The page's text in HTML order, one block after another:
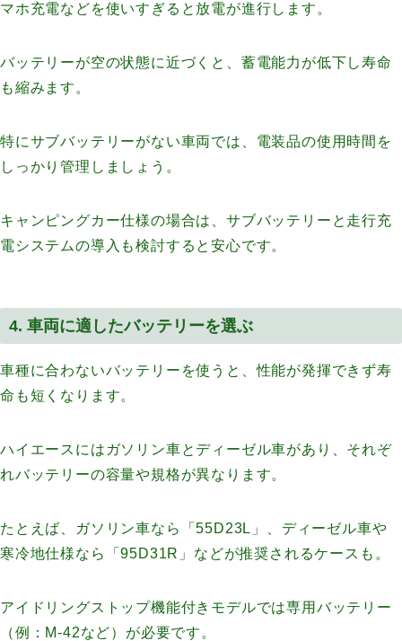
マホ充電などを使いすぎると放電が進行します。
バッテリーが空の状態に近づくと、蓄電能力が低下し寿命
も縮みます。
特にサブバッテリーがない車両では、電装品の使用時間を
しっかり管理しましょう。
キャンピングカー仕様の場合は、サブバッテリーと走行充
電システムの導入も検討すると安心です。
4. 車両に適したバッテリーを選ぶ
車種に合わないバッテリーを使うと、性能が発揮できず寿
命も短くなります。
ハイエースにはガソリン車とディーゼル車があり、それぞ
れバッテリーの容量や規格が異なります。
たとえば、ガソリン車なら「55D23L」、ディーゼル車や
寒冷地仕様なら「95D31R」などが推奨されるケースも。
アイドリングストップ機能付きモデルでは専用バッテリー
（例：M-42など）が必要です。